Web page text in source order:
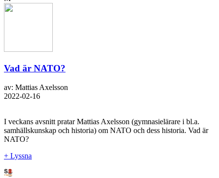
Vad är NATO?
av: Mattias Axelsson
2022-02-16
I veckans avsnitt pratar Mattias Axelsson (gymnasielärare i bl.a.
samhällskunskap och historia) om NATO och dess historia. Vad är
NATO?
+ Lyssna